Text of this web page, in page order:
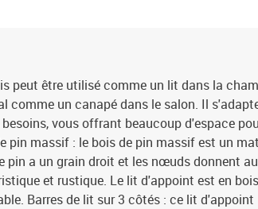
peut être utilisé comme un lit dans la
comme un canapé dans le salon. Il
vous offrant beaucoup d'espace
pin massif : le bois de pin massif est un
pin a un grain droit et les nœuds donnent au
et rustique. Le lit d'appoint est en
Barres de lit sur 3 côtés : ce lit d'appoint